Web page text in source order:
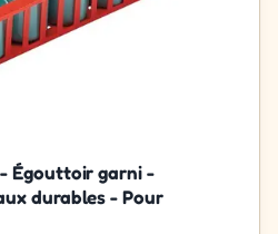
- Égouttoir garni -
durables - Pour